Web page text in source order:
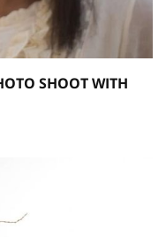
SHOOT WITH